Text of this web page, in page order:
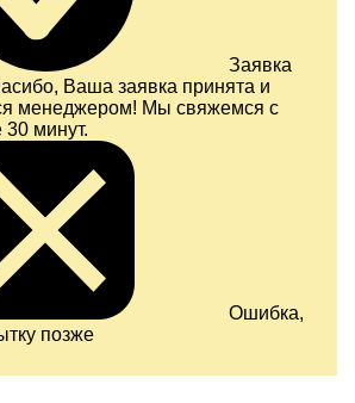
Заявка
Ваша заявка принята и
менеджером! Мы свяжемся с
30 минут.
Ошибка,
позже